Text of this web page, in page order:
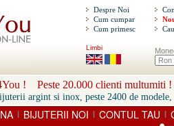
Despre Noi
Cum cumpar
Cum primesc
Limbi
! Peste 20.000 clienti multumiti !
argint si inox, peste 2400 de modele,
| BIJUTERII NOI | CONTUL TAU |